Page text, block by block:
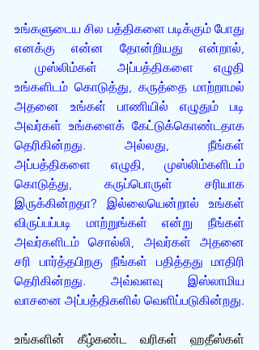
உங்களுடைய சில பத்திகளை படிக்கும் போது
எனக்கு என்ன தோன்றியது என்றால்,
முஸ்லிம்கள் அப்பத்திகளை எழுதி
உங்களிடம் கொடுத்து, கருத்தை மாற்றாமல்
அதனை உங்கள் பாணியில் எழுதும் படி
அவர்கள் உங்களைக் கேட்டுக்கொண்டதாக
தெரிகின்றது. அல்லது, நீங்கள்
அப்பத்திகளை எழுதி, முஸ்லிம்களிடம்
கொடுத்து, கருப்பொருள் சரியாக
இருக்கின்றதா? இல்லையென்றால் உங்கள்
விருப்பப்படி மாற்றுங்கள் என்று நீங்கள்
அவர்களிடம் சொல்லி, அவர்கள் அதனை
சரி பார்த்தபிறகு நீங்கள் பதித்தது மாதிரி
தெரிகின்றது. அவ்வளவு இஸ்லாமிய
வாசனை அப்பத்திகளில் வெளிப்படுகின்றது.
உங்களின் கீழ்கண்ட வரிகள் ஹதீஸ்கள்